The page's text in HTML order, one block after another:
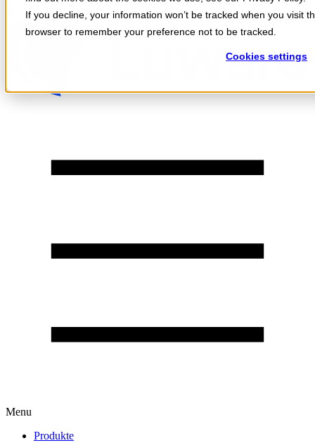
If you decline, your information won’t be tracked when you visit
browser to remember your preference not to be tracked.
Cookies settings
Skip to content
Menu
Produkte